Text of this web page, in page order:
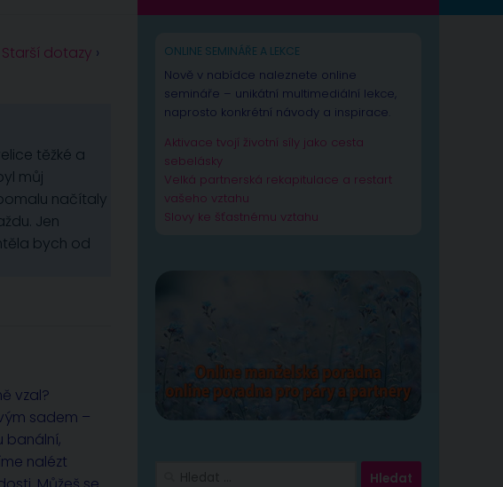
dotazy ›
těžké a
můj
načítaly
Jen
bych od
vzal?
sadem –
banální,
nalézt
ONLINE SEMINÁŘE A LEKCE
Nově v nabídce naleznete online
semináře – unikátní multimediální lekce,
naprosto konkrétní návody a inspirace.
Aktivace tvojí životní síly jako cesta
sebelásky
Velká partnerská rekapitulace a restart
vašeho vztahu
Slovy ke šťastnému vztahu